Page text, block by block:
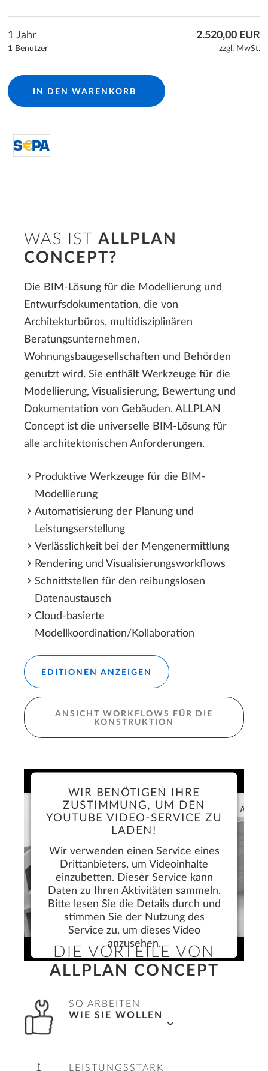
1 Jahr
1 Benutzer
2.520,00 EUR
zzgl. MwSt.
IN DEN WARENKORB
WAS IST ALLPLAN
CONCEPT?
Die BIM-Lösung für die Modellierung und
Entwurfsdokumentation, die von
Architekturbüros, multidisziplinären
Beratungsunternehmen,
Wohnungsbaugesellschaften und Behörden
genutzt wird. Sie enthält Werkzeuge für die
Modellierung, Visualisierung, Bewertung und
Dokumentation von Gebäuden. ALLPLAN
Concept ist die universelle BIM-Lösung für
alle architektonischen Anforderungen.
Produktive Werkzeuge für die BIM-
Modellierung
Automatisierung der Planung und
Leistungserstellung
Verlässlichkeit bei der Mengenermittlung
Rendering und Visualisierungsworkflows
Schnittstellen für den reibungslosen
Datenaustausch
Cloud-basierte
Modellkoordination/Kollaboration
EDITIONEN ANZEIGEN
ANSICHT WORKFLOWS FÜR DIE
KONSTRUKTION
WIR BENÖTIGEN IHRE
ZUSTIMMUNG, UM DEN
YOUTUBE VIDEO-SERVICE ZU
LADEN!
Wir verwenden einen Service eines
Drittanbieters, um Videoinhalte
einzubetten. Dieser Service kann
Daten zu Ihren Aktivitäten sammeln.
Bitte lesen Sie die Details durch und
stimmen Sie der Nutzung des
Service zu, um dieses Video
anzusehen.
Mehr Informationen
Akzeptieren
DIE VORTEILE VON
ALLPLAN CONCEPT
SO ARBEITEN
WIE SIE WOLLEN
LEISTUNGSSTARK